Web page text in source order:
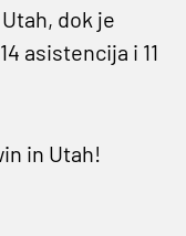
dok je
asistencija i 11
in Utah!